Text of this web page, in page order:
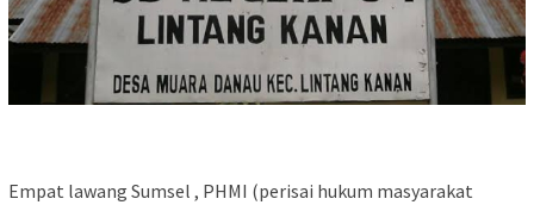
Empat lawang Sumsel , PHMI (perisai hukum masyarakat